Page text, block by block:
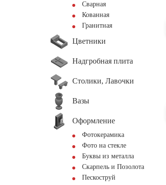
Сварная
Кованная
Гранитная
Цветники
Надгробная плита
Столики, Лавочки
Вазы
Оформление
Фотокерамика
Фото на стекле
Буквы из металла
Скарпель и Позолота
Пескоструй